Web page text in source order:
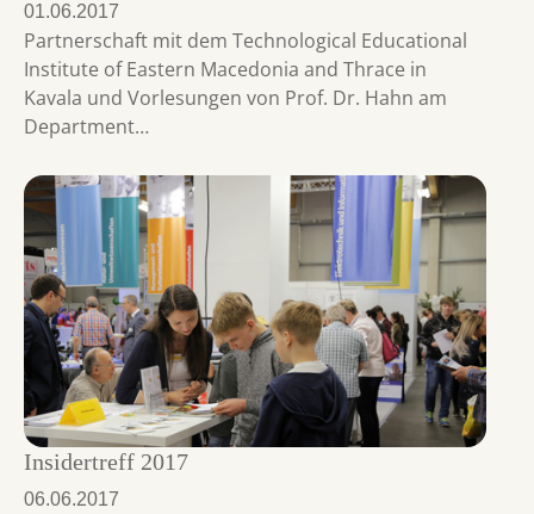
01.06.2017
Partnerschaft mit dem Technological Educational
Institute of Eastern Macedonia and Thrace in
Kavala und Vorlesungen von Prof. Dr. Hahn am
Department…
Insidertreff 2017
06.06.2017